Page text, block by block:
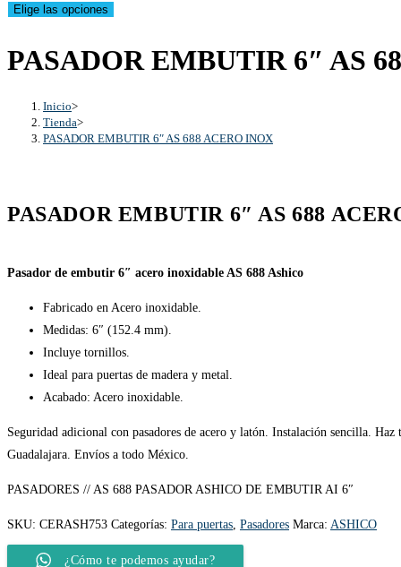
Elige las opciones
PASADOR EMBUTIR 6″ AS
Inicio>
Tienda>
PASADOR EMBUTIR 6″ AS 688 ACERO INOX
PASADOR EMBUTIR 6″ AS 688
Pasador de embutir 6″ acero inoxidable AS 688 Ashico
Fabricado en Acero inoxidable.
Medidas: 6″ (152.4 mm).
Incluye tornillos.
Ideal para puertas de madera y metal.
Acabado: Acero inoxidable.
Seguridad adicional con pasadores de acero y latón. Instalación sencilla.
Guadalajara. Envíos a todo México.
PASADORES // AS 688 PASADOR ASHICO DE EMBUTIR AI 6″
SKU: CERASH753 Categorías: Para puertas Pasadores Marca: ASHICO
¿Cómo te podemos ayudar?